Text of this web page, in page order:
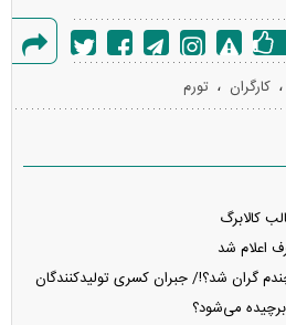
گزارش
خطا
، کارگران ، تورم
کالابرگ
گران شد؟!/ جبران کسری تولیدکنندگان
می‌شود؟